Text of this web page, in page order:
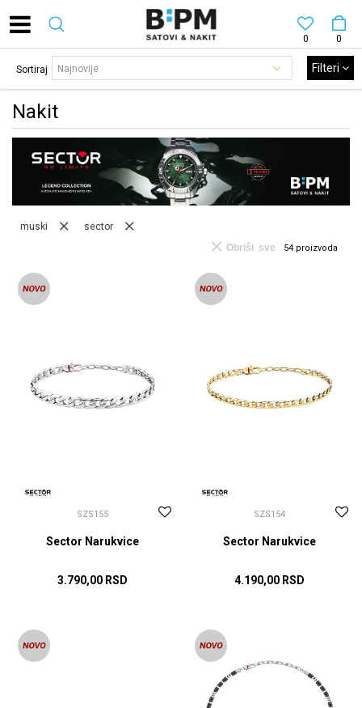
0
0
Nakit
Sortiraj Filteri
muski sector
54 proizvoda
Obriši sve
SZS155
Sector Narukvice
3.790,00 RSD
SZS154
Sector Narukvice
4.190,00 RSD